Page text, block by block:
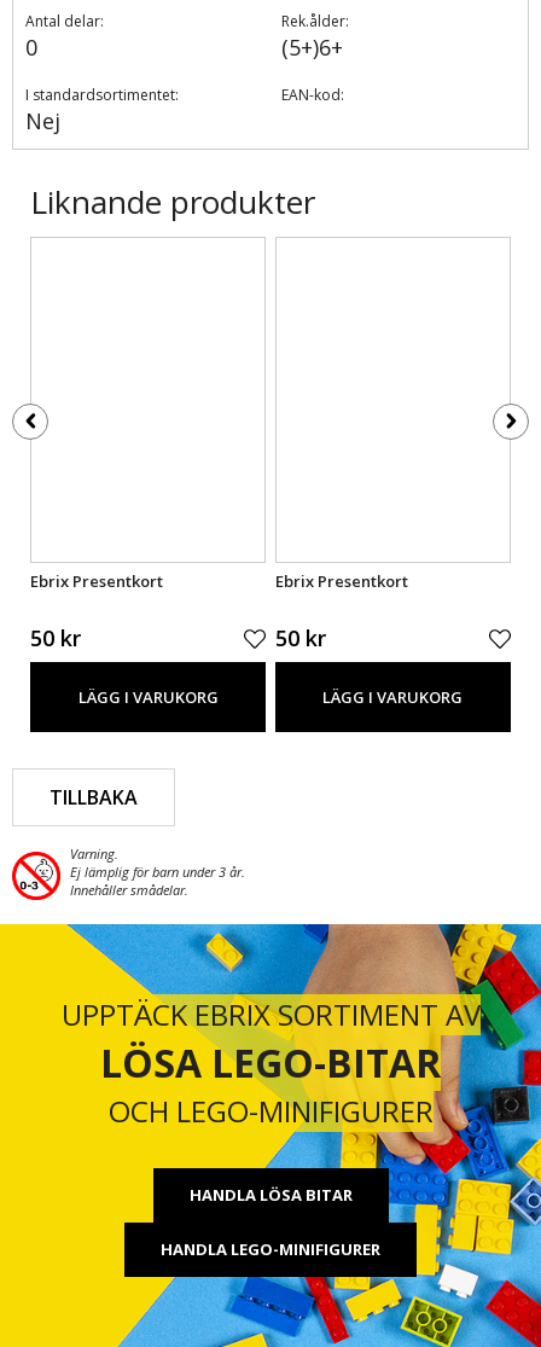
Antal delar:
0
Rek.ålder:
(5+)6+
I standardsortimentet:
Nej
EAN-kod:
Liknande produkter
Ebrix Presentkort
50 kr
LÄGG I VARUKORG
Ebrix Presentkort
50 kr
LÄGG I VARUKORG
TILLBAKA
Varning.
Ej lämplig för barn under 3 år.
Innehåller smådelar.
UPPTÄCK EBRIX SORTIMENT AV
LÖSA LEGO-BITAR
OCH LEGO-MINIFIGURER
HANDLA LÖSA BITAR
HANDLA LEGO-MINIFIGURER